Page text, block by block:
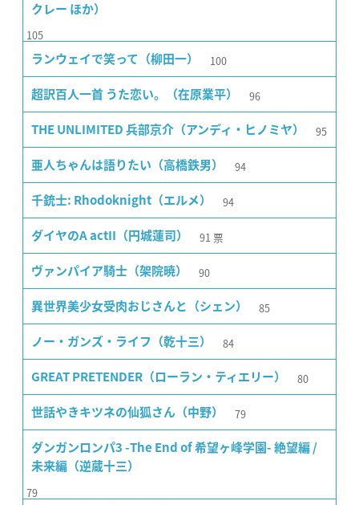
クレー ほか）
105
ランウェイで笑って（柳田一） 100
超訳百人一首 うた恋い。（在原業平） 96
THE UNLIMITED 兵部京介（アンディ・ヒノミヤ） 95
亜人ちゃんは語りたい（高橋鉄男） 94
千銃士: Rhodoknight（エルメ） 94
ダイヤのA actII（円城蓮司） 91 票
ヴァンパイア騎士（架院暁） 90
異世界美少女受肉おじさんと（シェン） 85
ノー・ガンズ・ライフ（乾十三） 84
GREAT PRETENDER（ローラン・ティエリー） 80
世話やきキツネの仙狐さん（中野） 79
ダンガンロンパ3 -The End of 希望ヶ峰学園- 絶望編 /
未来編（逆蔵十三）
79